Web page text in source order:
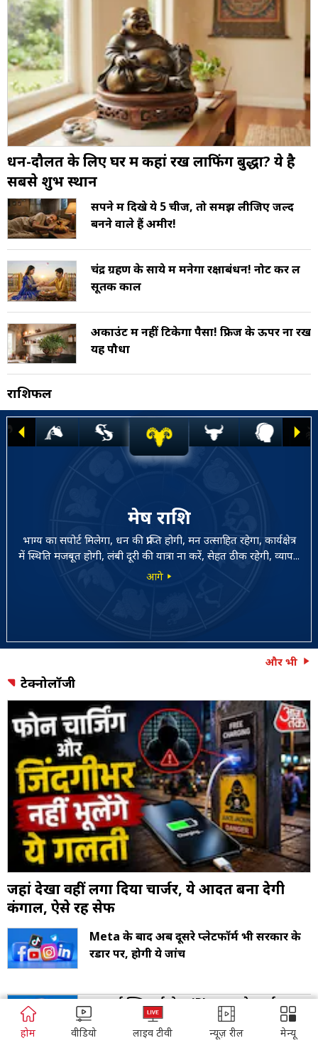
धन-दौलत के लिए घर में कहां रखें लाफिंग बुद्धा? ये है
सबसे शुभ स्थान
सपने में दिखे ये 5 चीजें, तो समझ लीजिए जल्द
बनने वाले हैं अमीर!
चंद्र ग्रहण के साये में मनेगा रक्षाबंधन! नोट कर लें
सूतक काल
अकाउंट में नहीं टिकेगा पैसा! फ्रिज के ऊपर ना रखें
यह पौधा
राशिफल
मेष राशि
भाग्य का सपोर्ट मिलेगा, धन की प्राप्ति होगी, मन उत्साहित रहेगा, कार्यक्षेत्र
में स्थिति मजबूत होगी, लंबी दूरी की यात्रा ना करें, सेहत ठीक रहेगी, व्याप...
आगे
और भी
टेक्नोलॉजी
जहां देखा वहीं लगा दिया चार्जर, ये आदत बना देगी
कंगाल, ऐसे रहें सेफ
Meta के बाद अब दूसरे प्लेटफॉर्म भी सरकार के
रडार पर, होगी ये जांच
शुरू हुई फ्लिकार्ट सेल, iPhone समेत कई सामान
पर बंपर ऑफरADVERTISEMENT
होम वीडियो लाइव टीवी न्यूज़ रील मेन्यू